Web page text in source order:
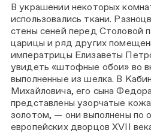
В украшении некоторых
использовались ткани.
стены сеней перед Столовой
царицы и ряд других
императрицы Елизаветы
увидеть «штофные обои» во
выполненные из шелка. В
Михайловича, его сына
представлены узорчатые
золотом, — они выполнены по
европейских дворцов XVII